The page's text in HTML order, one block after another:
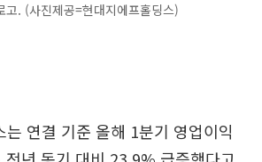
. (사진제공=현대지에프홀딩스)
는 연결 기준 올해 1분기 영업이익